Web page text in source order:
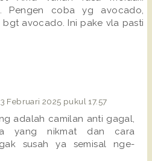
Pengen coba yg avocado,
avocado. Ini pake vla pasti
Februari 2025 pukul 17.57
adalah camilan anti gagal,
yang nikmat dan cara
susah ya semisal nge-